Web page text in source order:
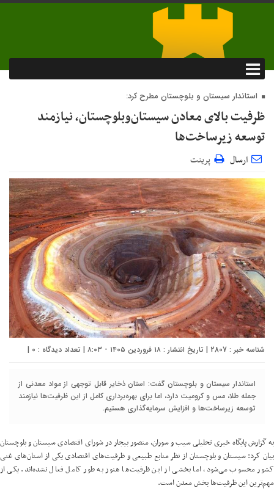
استاندار سیستان و بلوچستان مطرح کرد:
ظرفیت بالای معادن سیستان‌وبلوچستان، نیازمند
توسعه زیرساخت‌ها
ارسال پرینت
شناسه خبر : 2807 | تاریخ انتشار : ۱۸ فروردین ۱۴۰۵ - ۸:۰۳ | تعداد دیدگاه : ۰ |
استاندار سیستان و بلوچستان گفت: استان ذخایر قابل توجهی از مواد معدنی از
جمله طلا، مس و کرومیت دارد، اما برای بهره‌برداری کامل از این ظرفیت‌ها نیازمند
توسعه زیرساخت‌ها و افزایش سرمایه‌گذاری هستیم.
به گزارش پایگاه خبری تحلیلی سیب و سوران، منصور بیجار در شورای اقتصادی سیستان و بلوچستان
بیان کرد: سیستان و بلوچستان از نظر منابع طبیعی و ظرفیت‌های اقتصادی یکی از استان‌های غنی
کشور محسوب می‌شود، اما بخشی از این ظرفیت‌ها هنوز به طور کامل فعال نشده‌اند. یکی از
مهم‌ترین این ظرفیت‌ها بخش معدن است.